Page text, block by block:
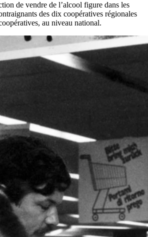
de vendre de l’alcool figure dans les
des dix coopératives régionales
au niveau national.